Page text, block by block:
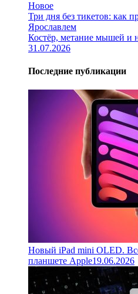
Новое
Три дня без тикетов: как
Ярославлем
Костёр, метание мышей и
31.07.2026
Последние публикации
Новый iPad mini OLED.
планшете Apple19.06.2026